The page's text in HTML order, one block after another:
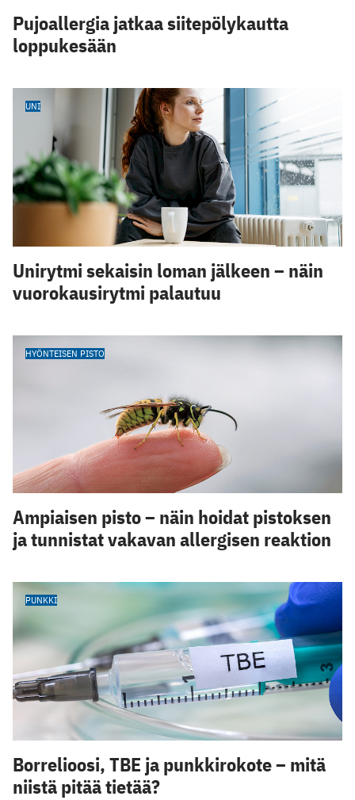
Pujoallergia jatkaa siitepölykautta
loppukesään
UNI
Unirytmi sekaisin loman jälkeen – näin
vuorokausirytmi palautuu
HYÖNTEISEN PISTO
Ampiaisen pisto – näin hoidat pistoksen
ja tunnistat vakavan allergisen reaktion
PUNKKI
Borrelioosi, TBE ja punkkirokote – mitä
niistä pitää tietää?